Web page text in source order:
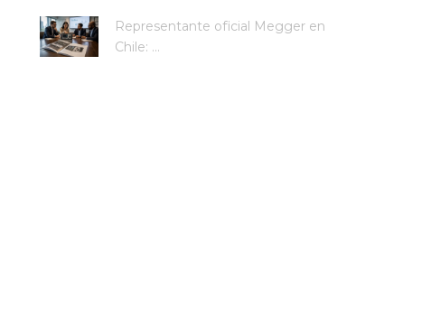
Representante oficial Megger en
Chile: ...